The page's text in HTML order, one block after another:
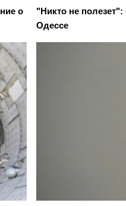
о
"Никто не
Одессе